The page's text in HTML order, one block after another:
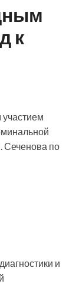
к
Сеченова по
и